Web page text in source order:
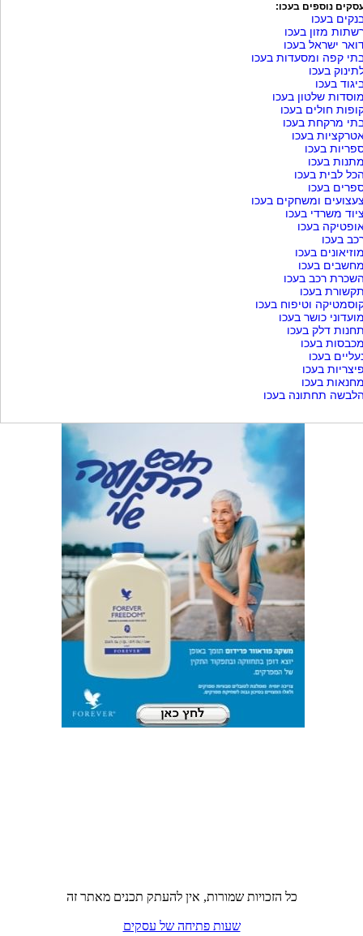
נוספים בעכו:
בעכו
מזון בעכו
ישראל בעכו
קפה ומסעדות בעכו
בעכו
בעכו
שלטון בעכו
חולים בעכו
מרקחת בעכו
בעכו
בעכו
בעכו
לבית בעכו
בעכו
ומשחקים בעכו
משרדי בעכו
בעכו
בעכו
בעכו
בעכו
רכב בעכו
בעכו
וטיפוח בעכו
כושר בעכו
דלק בעכו
בעכו
בעכו
בעכו
בעכו
תחתונה בעכו
כל הזכויות שמורות, אין להעתק תכנים מאתר זה
שעות פתיחה של עסקים